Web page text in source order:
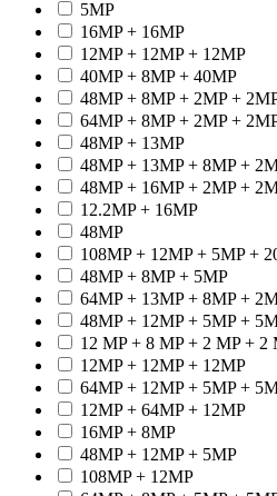
5MP
16MP + 16MP
12MP + 12MP + 12MP
40MP + 8MP + 40MP
48MP + 8MP + 2MP +
64MP + 8MP + 2MP +
48MP + 13MP
48MP + 13MP + 8MP +
48MP + 16MP + 2MP +
12.2MP + 16MP
48MP
108MP + 12MP + 5MP +
48MP + 8MP + 5MP
64MP + 13MP + 8MP +
48MP + 12MP + 5MP +
12 MP + 8 MP + 2 MP + 2
12MP + 12MP + 12MP
64MP + 12MP + 5MP +
12MP + 64MP + 12MP
16MP + 8MP
48MP + 12MP + 5MP
108MP + 12MP